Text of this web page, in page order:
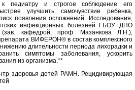
педиатру и строгое соблюдение его
улучшить самочувствие ребенка,
появления осложнений. Исследования,
инфекционных болезней ГБОУ ДПО
кафедрой, проф. Мазанкова Л.Н.),
ВИФЕРОН® в состав комплексного
длительности периода лихорадки и
симптомы заболевания, ускорить
из организма.**
здоровья детей РАМН. Рецидивирующая